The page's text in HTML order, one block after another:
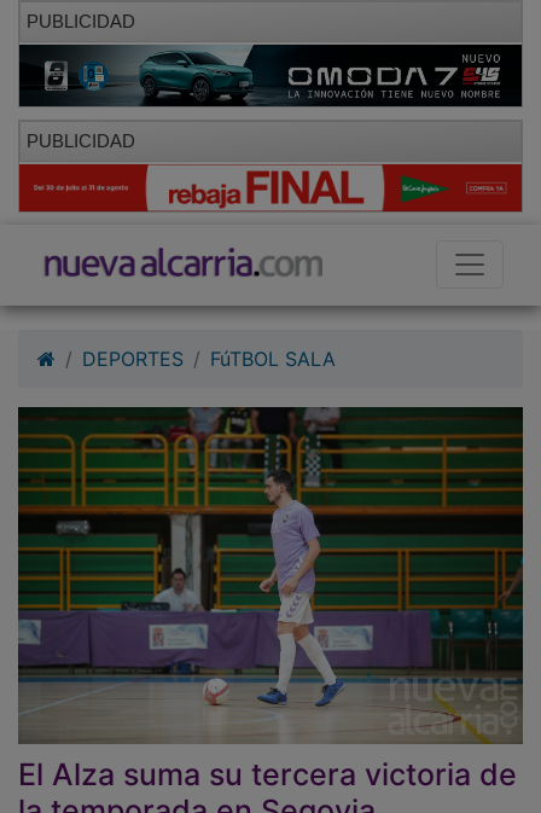
PUBLICIDAD
PUBLICIDAD
El Alza suma su tercera victoria de
la temporada en Segovia